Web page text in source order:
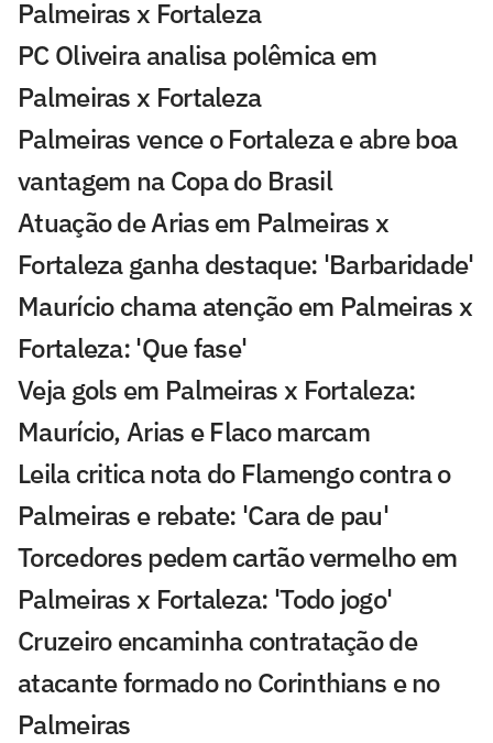
Palmeiras x Fortaleza
PC Oliveira analisa polêmica em
Palmeiras x Fortaleza
Palmeiras vence o Fortaleza e abre boa
vantagem na Copa do Brasil
Atuação de Arias em Palmeiras x
Fortaleza ganha destaque: 'Barbaridade'
Maurício chama atenção em Palmeiras x
Fortaleza: 'Que fase'
Veja gols em Palmeiras x Fortaleza:
Maurício, Arias e Flaco marcam
Leila critica nota do Flamengo contra o
Palmeiras e rebate: 'Cara de pau'
Torcedores pedem cartão vermelho em
Palmeiras x Fortaleza: 'Todo jogo'
Cruzeiro encaminha contratação de
atacante formado no Corinthians e no
Palmeiras